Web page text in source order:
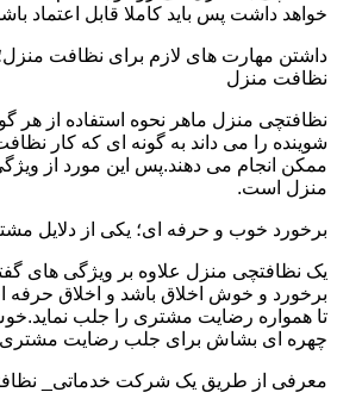
خواهد داشت پس باید کاملا قابل اعتماد
داشتن مهارت های لازم برای نظافت
نظافت منزل
نظافتچی منزل ماهر نحوه استفاده از هر
شوینده را می داند به گونه ای که کار
ممکن انجام می دهند.پس این مورد از
منزل است.
برخورد خوب و حرفه ای؛ یکی از دلایل
یک نظافتچی منزل علاوه بر ویژگی های
برخورد و خوش اخلاق باشد و اخلاق حرفه
تا همواره رضایت مشتری را جلب
چهره ای بشاش برای جلب رضایت مشتری
معرفی از طریق یک شرکت خدماتی_